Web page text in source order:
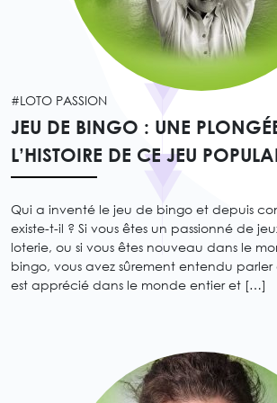
#LOTO PASSION
JEU DE BINGO : UNE
L’HISTOIRE DE CE JEU
Qui a inventé le jeu de bingo et depuis
existe-t-il ? Si vous êtes un passionné de
loterie, ou si vous êtes nouveau dans le
bingo, vous avez sûrement entendu
est apprécié dans le monde entier et […]